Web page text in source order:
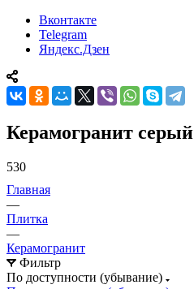
Вконтакте
Telegram
Яндекс.Дзен
Керамогранит серый
530
Главная
—
Плитка
—
Керамогранит
Фильтр
По доступности (убывание)